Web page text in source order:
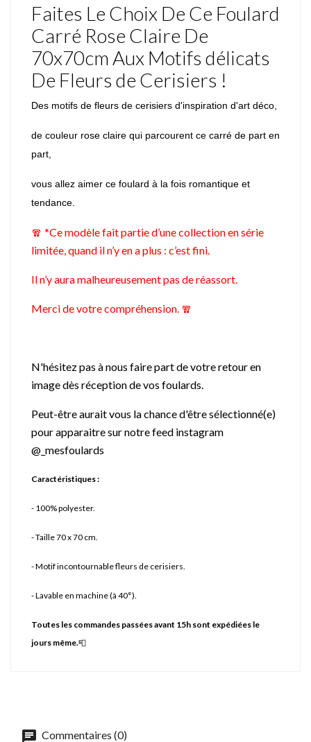
Faites Le Choix De Ce Foulard
Carré Rose Claire De
70x70cm Aux Motifs délicats
De Fleurs de Cerisiers !
Des motifs de fleurs de cerisiers d'inspiration d'art déco,
de couleur rose claire qui parcourent ce carré de part en
part,
vous allez aimer ce foulard à la fois romantique et
tendance.
🧣 *Ce modèle fait partie d’une collection en série
limitée, quand il n’y en a plus : c’est fini.
Il n’y aura malheureusement pas de réassort.
Merci de votre compréhension. 🧣
N'hésitez pas à nous faire part de votre retour en
image dès réception de vos foulards.
Peut-être aurait vous la chance d'être sélectionné(e)
pour apparaitre sur notre feed instagram
@_mesfoulards
Caractéristiques :
- 100% polyester.
- Taille 70 x 70 cm.
- Motif incontournable fleurs de cerisiers.
- Lavable en machine (à 40°).
Toutes les commandes passées avant 15h sont expédiées le
jours même.📮
Commentaires (0)